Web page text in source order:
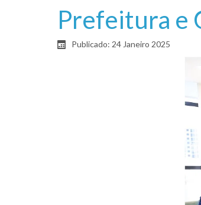
Prefeitura e
Publicado: 24 Janeiro 2025